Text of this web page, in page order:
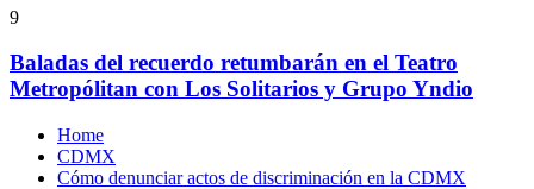
9
Baladas del recuerdo retumbarán en el Teatro
Metropólitan con Los Solitarios y Grupo Yndio
Home
CDMX
Cómo denunciar actos de discriminación en la CDMX